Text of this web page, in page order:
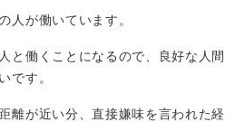
人が働いています。
と働くことになるので、良好な人間
です。
離が近い分、直接嫌味を言われた経